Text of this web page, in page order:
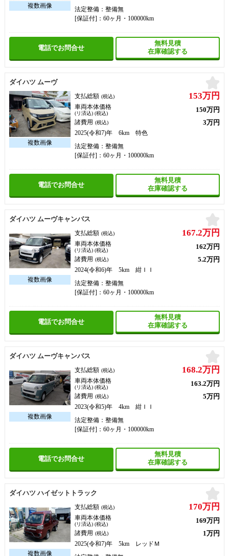
法定整備：整備無
[保証付]：60ヶ月・100000km
電話でお問合せ
無料見積
在庫確認する
ダイハツ ムーヴ
支払総額 (税込) 153万円
車両本体価格
(リ済込) (税込) 150万円
諸費用 (税込) 3万円
2025(令和7)年 6km 特色
法定整備：整備無
[保証付]：60ヶ月・100000km
電話でお問合せ
無料見積
在庫確認する
ダイハツ ムーヴキャンバス
支払総額 (税込) 167.2万円
車両本体価格
(リ済込) (税込) 162万円
諸費用 (税込) 5.2万円
2024(令和6)年 5km 紺ＩＩ
法定整備：整備無
[保証付]：60ヶ月・100000km
電話でお問合せ
無料見積
在庫確認する
ダイハツ ムーヴキャンバス
支払総額 (税込) 168.2万円
車両本体価格
(リ済込) (税込) 163.2万円
諸費用 (税込) 5万円
2023(令和5)年 4km 紺ＩＩ
法定整備：整備無
[保証付]：60ヶ月・100000km
電話でお問合せ
無料見積
在庫確認する
ダイハツ ハイゼットトラック
支払総額 (税込) 170万円
車両本体価格
(リ済込) (税込) 169万円
諸費用 (税込) 1万円
2025(令和7)年 5km レッドＭ